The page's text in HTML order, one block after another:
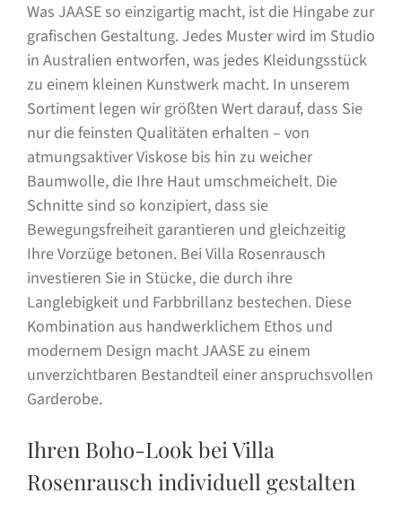
Was JAASE so einzigartig macht, ist die Hingabe zur
grafischen Gestaltung. Jedes Muster wird im Studio
in Australien entworfen, was jedes Kleidungsstück
zu einem kleinen Kunstwerk macht. In unserem
Sortiment legen wir größten Wert darauf, dass Sie
nur die feinsten Qualitäten erhalten – von
atmungsaktiver Viskose bis hin zu weicher
Baumwolle, die Ihre Haut umschmeichelt. Die
Schnitte sind so konzipiert, dass sie
Bewegungsfreiheit garantieren und gleichzeitig
Ihre Vorzüge betonen. Bei Villa Rosenrausch
investieren Sie in Stücke, die durch ihre
Langlebigkeit und Farbbrillanz bestechen. Diese
Kombination aus handwerklichem Ethos und
modernem Design macht JAASE zu einem
unverzichtbaren Bestandteil einer anspruchsvollen
Garderobe.
Ihren Boho-Look bei Villa
Rosenrausch individuell gestalten